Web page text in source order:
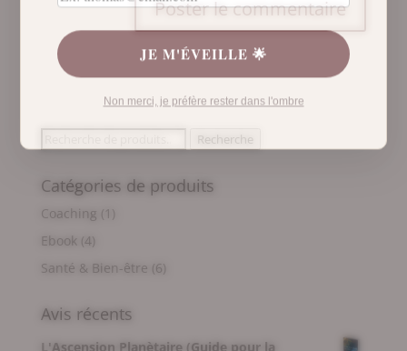
Recherche
Catégories de produits
Coaching (1)
Ebook (4)
Santé & Bien-être (6)
Avis récents
L'Ascension Planètaire (Guide pour la
JE M'ÉVEILLE 🌟
Non merci, je préfère rester dans l'ombre